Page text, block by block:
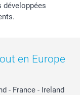
développées
en Europe
- France - Ireland